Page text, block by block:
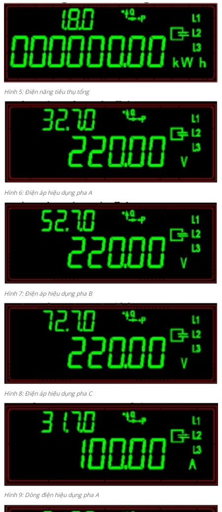
Hình 5: Điện năng tiêu thụ tổng
Hình 6: Điện áp hiệu dụng pha A
Hình 7: Điện áp hiệu dụng pha B
Hình 8: Điện áp hiệu dụng pha C
Hình 9: Dòng điện hiệu dụng pha A